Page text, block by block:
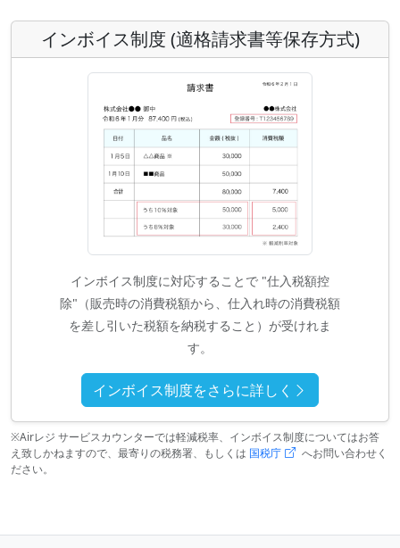
インボイス制度 (適格請求書等保存方式)
インボイス制度に対応することで "仕入税額控
除"（販売時の消費税額から、仕入れ時の消費税額
を差し引いた税額を納税すること）が受けれま
す。
インボイス制度をさらに詳しく
※Airレジ サービスカウンターでは軽減税率、インボイス制度についてはお答
え致しかねますので、最寄りの税務署、もしくは 国税庁
へお問い合わせく
ださい。